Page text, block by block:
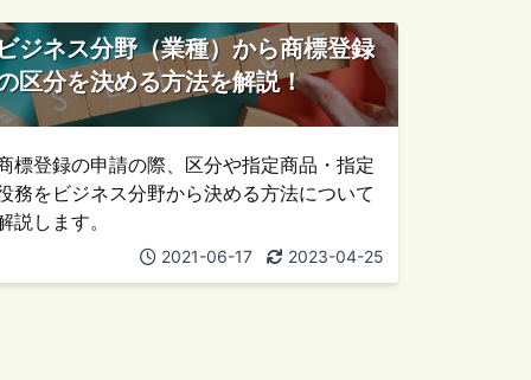
ジネス分野（業種）から商標登録
区分を決める方法を解説！
標登録の申請の際、区分や指定商品・指定
務をビジネス分野から決める方法について
説します。
2021-06-17 2023-04-25